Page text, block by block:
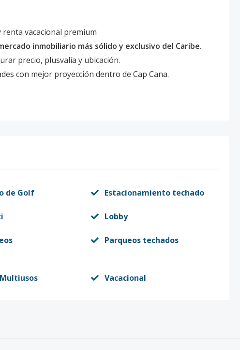
vacacional premium
inmobiliario más sólido y exclusivo del Caribe.
precio, plusvalía y ubicación.
con mejor proyección dentro de Cap Cana.
de Golf Estacionamiento techado
Lobby
Parqueos techados
Vacacional